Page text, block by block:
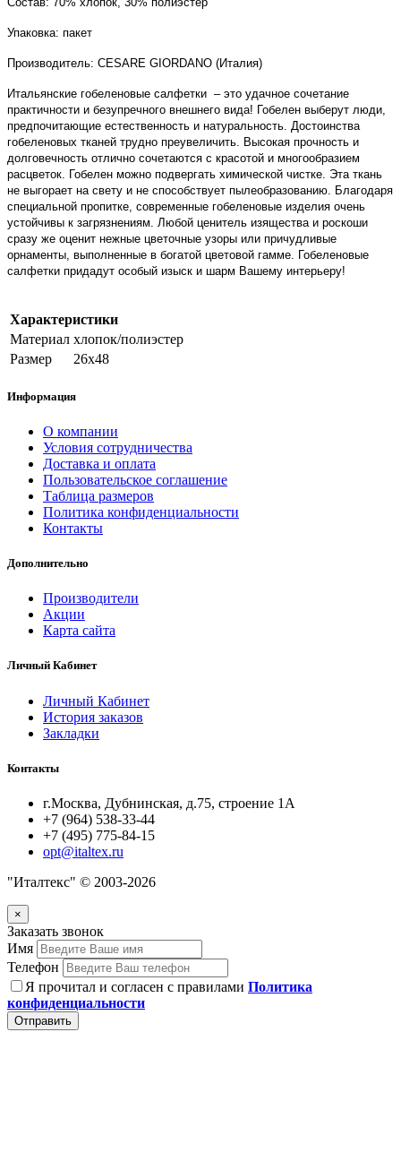
Упаковка: пакет
Производитель: CESARE GIORDANO (Италия)
Итальянские гобеленовые салфетки – это удачное сочетание
практичности и безупречного внешнего вида! Гобелен выберут люди,
предпочитающие естественность и натуральность. Достоинства
гобеленовых тканей трудно преувеличить. Высокая прочность и
долговечность отлично сочетаются с красотой и многообразием
расцветок. Гобелен можно подвергать химической чистке. Эта ткань
не выгорает на свету и не способствует пылеобразованию. Благодаря
специальной пропитке, современные гобеленовые изделия очень
устойчивы к загрязнениям. Любой ценитель изящества и роскоши
сразу же оценит нежные цветочные узоры или причудливые
орнаменты, выполненные в богатой цветовой гамме. Гобеленовые
салфетки придадут особый изыск и шарм Вашему интерьеру!
Характеристики
Материал хлопок/полиэстер
Размер
26х48
Информация
О компании
Условия сотрудничества
Доставка и оплата
Пользовательское соглашение
Таблица размеров
Политика конфиденциальности
Контакты
Дополнительно
Производители
Акции
Карта сайта
Личный Кабинет
Личный Кабинет
История заказов
Закладки
Контакты
г.Москва, Дубнинская, д.75, строение 1А
+7 (964) 538-33-44
+7 (495) 775-84-15
opt@italtex.ru
"Италтекс" © 2003-2026
×
Заказать звонок
Имя
Телефон
Я прочитал и согласен с правилами Политика
конфиденциальности
Отправить